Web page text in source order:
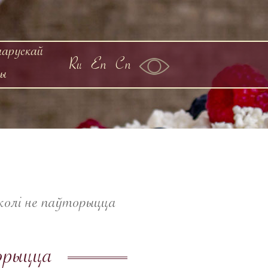
Ru En Cn
не паўторыцца